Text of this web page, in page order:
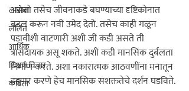
लाडोबा
ललित
आर्थिक
शिक्षण विचार
कविता
असतो तसेच जीवनाकडे बघण्याच्या दृष्टिकोनात
बदल करून नवी उमेद देतो. तसेच काही गळून
पडावीशी वाटणारी अशी जी कडी असते ती
त्रासदायक असू शकते. अशी कडी मानसिक दुर्बलता
निर्माण करते. अशा नकारात्मक आठवणींना मनातून
हद्दपार करणे हेच मानसिक सशक्ततेचे दर्शन घडविते.